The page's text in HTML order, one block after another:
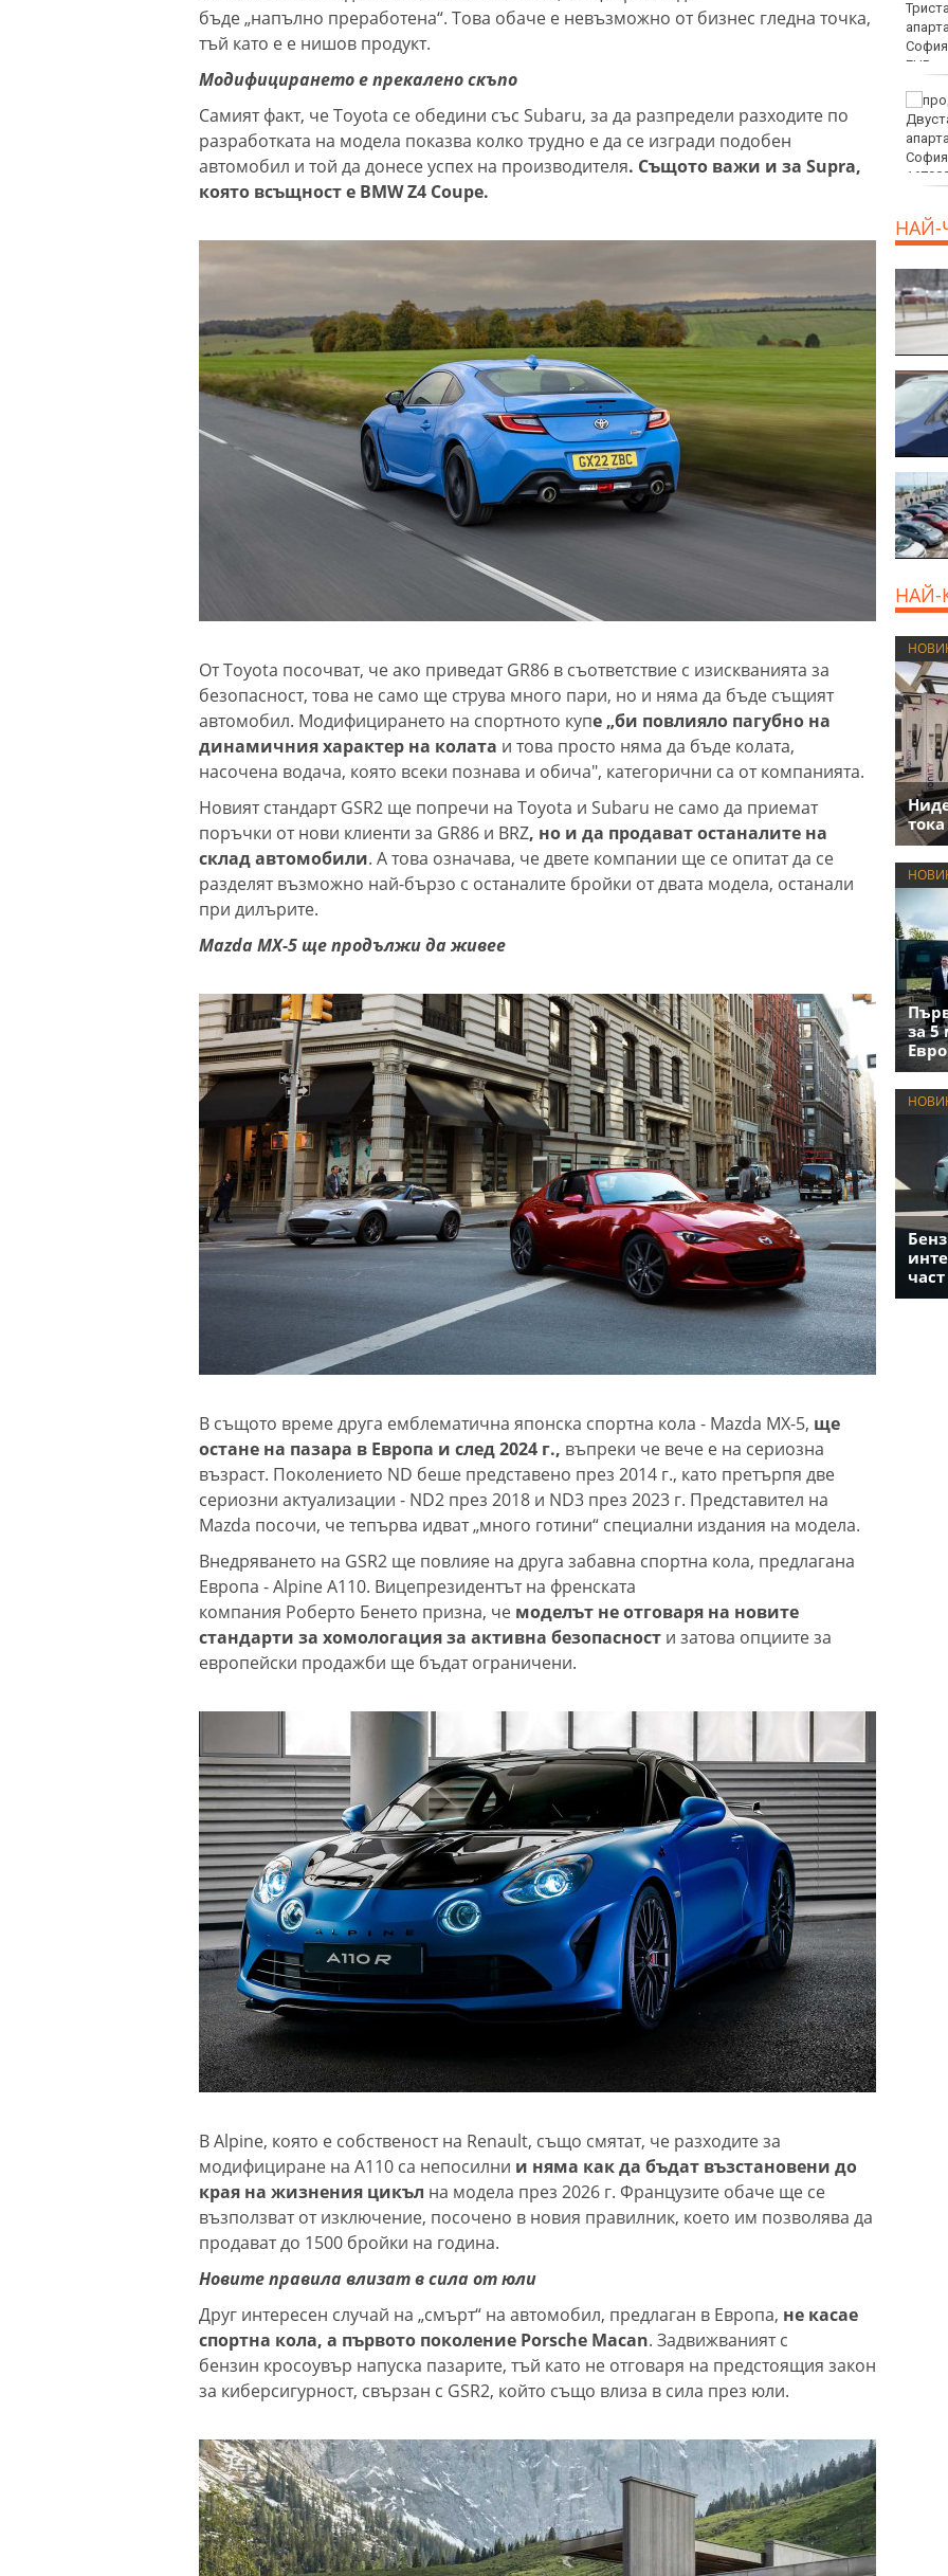
бъде „напълно преработена“. Това обаче е невъзможно от бизнес гледна точка,
тъй като е е нишов продукт.
Модифицирането е прекалено скъпо
Самият факт, че Toyota се обедини със Subaru, за да разпредели разходите по
разработката на модела показва колко трудно е да се изгради подобен
автомобил и той да донесе успех на производителя. Същото важи и за Supra,
която всъщност е BMW Z4 Coupe.
От Toyota посочват, че ако приведат GR86 в съответствие с изискванията за
безопасност, това не само ще струва много пари, но и няма да бъде същият
автомобил. Модифицирането на спортното купе „би повлияло пагубно на
динамичния характер на колата и това просто няма да бъде колата,
насочена водача, която всеки познава и обича", категорични са от компанията.
Новият стандарт GSR2 ще попречи на Toyota и Subaru не само да приемат
поръчки от нови клиенти за GR86 и BRZ, но и да продават останалите на
склад автомобили. А това означава, че двете компании ще се опитат да се
разделят възможно най-бързо с останалите бройки от двата модела, останали
при дилърите.
Mazda MX-5 ще продължи да живее
В същото време друга емблематична японска спортна кола - Mazda MX-5, ще
остане на пазара в Европа и след 2024 г., въпреки че вече е на сериозна
възраст. Поколението ND беше представено през 2014 г., като претърпя две
сериозни актуализации - ND2 през 2018 и ND3 през 2023 г. Представител на
Mazda посочи, че тепърва идват „много готини“ специални издания на модела.
Внедряването на GSR2 ще повлияе на друга забавна спортна кола, предлагана
Европа - Alpine A110. Вицепрезидентът на френската
компания Роберто Бенето призна, че моделът не отговаря на новите
стандарти за хомологация за активна безопасност и затова опциите за
европейски продажби ще бъдат ограничени.
В Alpine, която е собственост на Renault, също смятат, че разходите за
модифициране на A110 са непосилни и няма как да бъдат възстановени до
края на жизнения цикъл на модела през 2026 г. Французите обаче ще се
възползват от изключение, посочено в новия правилник, което им позволява да
продават до 1500 бройки на година.
Новите правила влизат в сила от юли
Друг интересен случай на „смърт“ на автомобил, предлаган в Европа, не касае
спортна кола, а първото поколение Porsche Macan. Задвижваният с
бензин кросоувър напуска пазарите, тъй като не отговаря на предстоящия закон
за киберсигурност, свързан с GSR2, който също влиза в сила през юли.
медицината
долара за унция
EUR
800
НАЙ-
НАЙ-
за 5
част